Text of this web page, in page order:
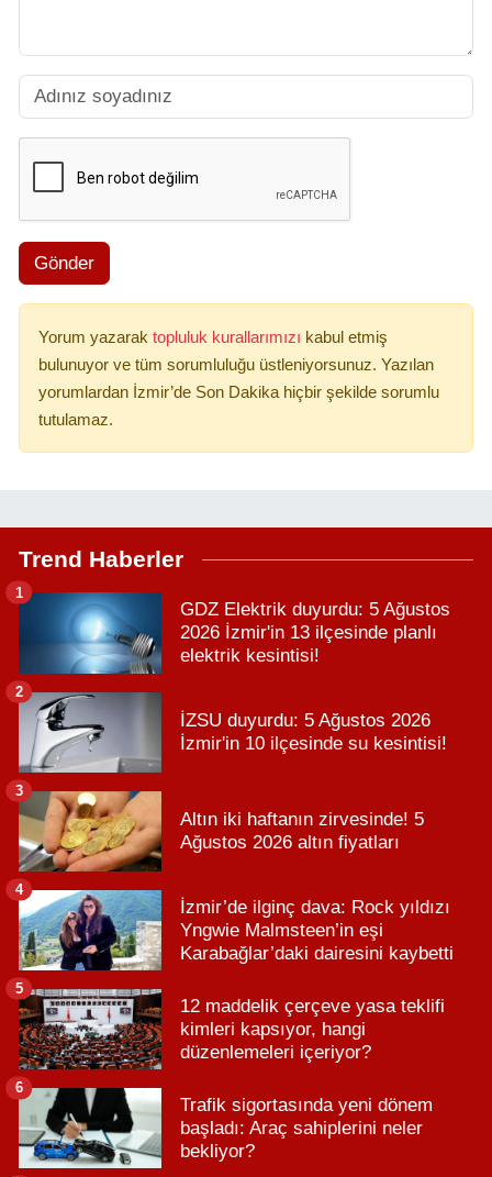
Gönder
Yorum yazarak topluluk kurallarımızı kabul etmiş
bulunuyor ve tüm sorumluluğu üstleniyorsunuz. Yazılan
yorumlardan İzmir’de Son Dakika hiçbir şekilde sorumlu
tutulamaz.
Trend Haberler
GDZ Elektrik duyurdu: 5 Ağustos
2026 İzmir'in 13 ilçesinde planlı
elektrik kesintisi!
1
İZSU duyurdu: 5 Ağustos 2026
İzmir'in 10 ilçesinde su kesintisi!
2
Altın iki haftanın zirvesinde! 5
Ağustos 2026 altın fiyatları
3
İzmir’de ilginç dava: Rock yıldızı
Yngwie Malmsteen’in eşi
Karabağlar’daki dairesini kaybetti
4
12 maddelik çerçeve yasa teklifi
kimleri kapsıyor, hangi
düzenlemeleri içeriyor?
5
Trafik sigortasında yeni dönem
başladı: Araç sahiplerini neler
bekliyor?
6